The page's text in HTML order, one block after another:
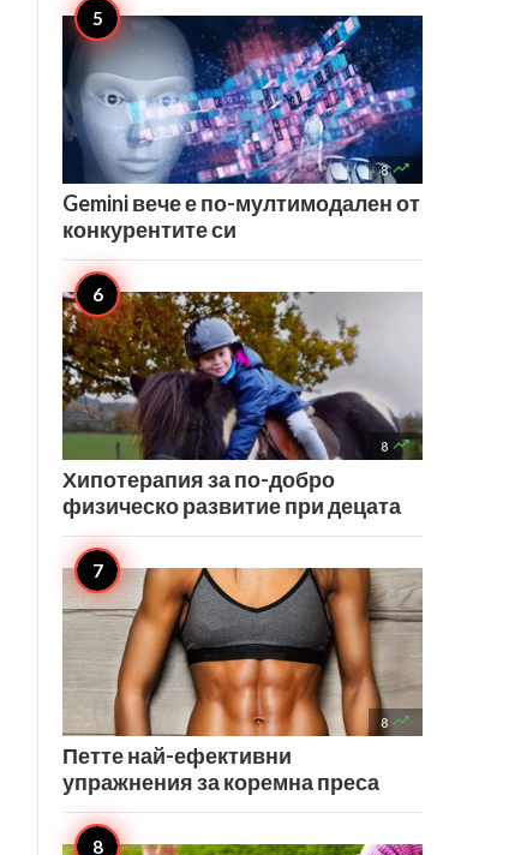
8 
Gemini вече е по-мултимодален от
конкурентите си
8 
Хипотерапия за по-добро
физическо развитие при децата
8 
Петте най-ефективни
упражнения за коремна преса